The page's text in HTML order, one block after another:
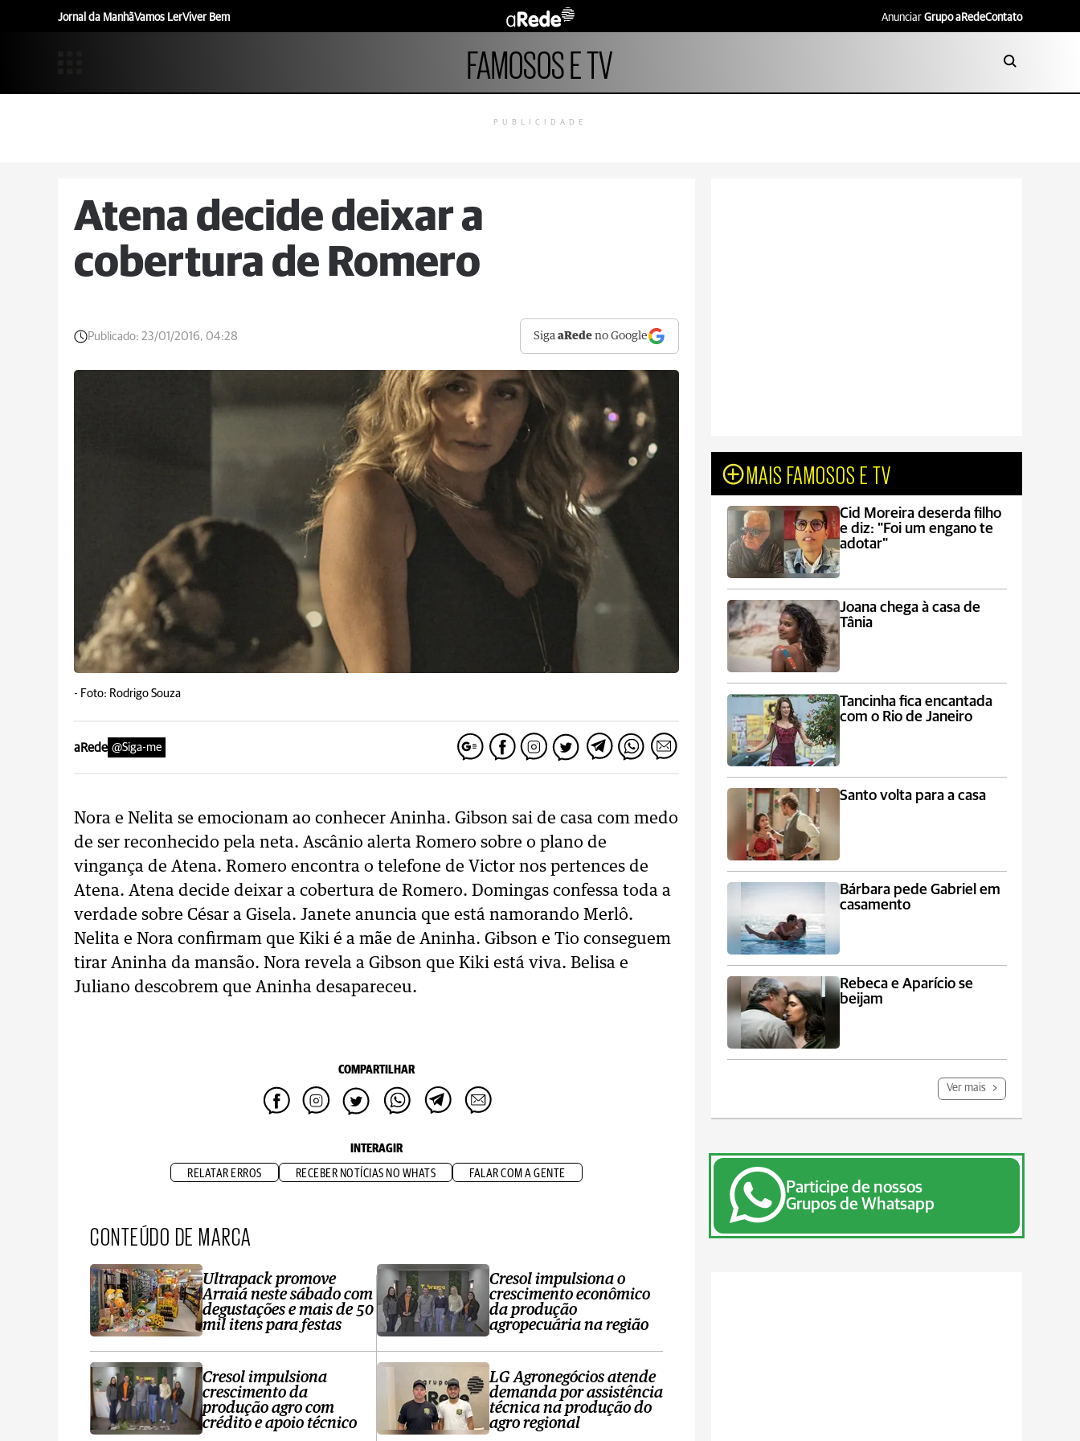
Jornal da ManhãVamos LerViver Bem Anunciar Grupo aRedeContato
FAMOSOS E TV
PUBLICIDADE
Atena decide deixar a
cobertura de Romero
Publicado: 23/01/2016, 04:28 SigaaRede no Google
- Foto: Rodrigo Souza
aRede @Siga-me
Nora e Nelita se emocionam ao conhecer Aninha. Gibson sai de casa com medo
de ser reconhecido pela neta. Ascânio alerta Romero sobre o plano de
vingança de Atena. Romero encontra o telefone de Victor nos pertences de
Atena. Atena decide deixar a cobertura de Romero. Domingas confessa toda a
verdade sobre César a Gisela. Janete anuncia que está namorando Merlô.
Nelita e Nora confirmam que Kiki é a mãe de Aninha. Gibson e Tio conseguem
tirar Aninha da mansão. Nora revela a Gibson que Kiki está viva. Belisa e
Juliano descobrem que Aninha desapareceu.
COMPARTILHAR
INTERAGIR
RELATAR ERROS RECEBER NOTÍCIAS NO WHATS FALAR COM A GENTE
CONTEÚDO DE MARCA
Ultrapack promove
Arraiá neste sábado com
degustações e mais de 50
mil itens para festas
Cresol impulsiona
crescimento da
produção agro com
crédito e apoio técnico
Cresol impulsiona o
crescimento econômico
da produção
agropecuária na região
LG Agronegócios atende
demanda por assistência
técnica na produção do
agro regional
MAIS FAMOSOS E TV
Cid Moreira deserda filho
e diz: "Foi um engano te
adotar"
Joana chega à casa de
Tânia
Tancinha fica encantada
com o Rio de Janeiro
Santo volta para a casa
Bárbara pede Gabriel em
casamento
Rebeca e Aparício se
beijam
Ver mais
Participe de nossos
Grupos de Whatsapp